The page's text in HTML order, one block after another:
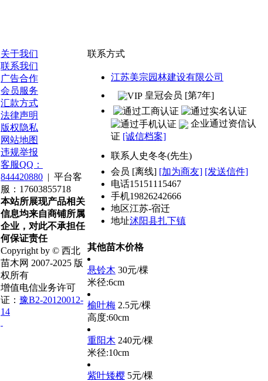
联系方式
江苏美宗园林建设有限公司
皇冠会员 [第7年]
企业通过资信认
证 [诚信档案]
联系人 史冬冬(先生)
会员 [离线] [加为商友] [发送信件]
电话15151115467
手机19826242666
地区江苏-宿迁
地址沭阳县扎下镇
其他苗木价格
悬铃木 30元/棵
米径:6cm
榆叶梅 2.5元/棵
高度:60cm
重阳木 240元/棵
米径:10cm
紫叶矮樱 5元/棵
关于我们
联系我们
广告合作
会员服务
汇款方式
法律声明
版权隐私
网站地图
违规举报
客服QQ：
844420880 | 平台客
服：17603855718
本站所展现产品相关
信息均来自商铺所属
企业，对此不承担任
何保证责任
Copyright by © 西北
苗木网 2007-2025 版
权所有
增值电信业务许可
证： 豫B2-20120012-
14